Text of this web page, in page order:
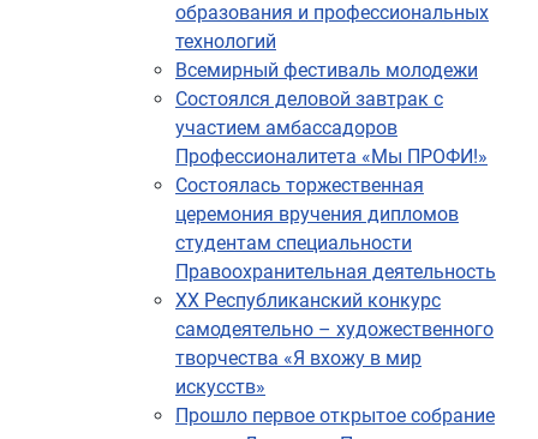
образования и профессиональных
технологий
Всемирный фестиваль молодежи
Состоялся деловой завтрак с
участием амбассадоров
Профессионалитета «Мы ПРОФИ!»
Состоялась торжественная
церемония вручения дипломов
студентам специальности
Правоохранительная деятельность
XX Республиканский конкурс
самодеятельно – художественного
творчества «Я вхожу в мир
искусств»
Прошло первое открытое собрание